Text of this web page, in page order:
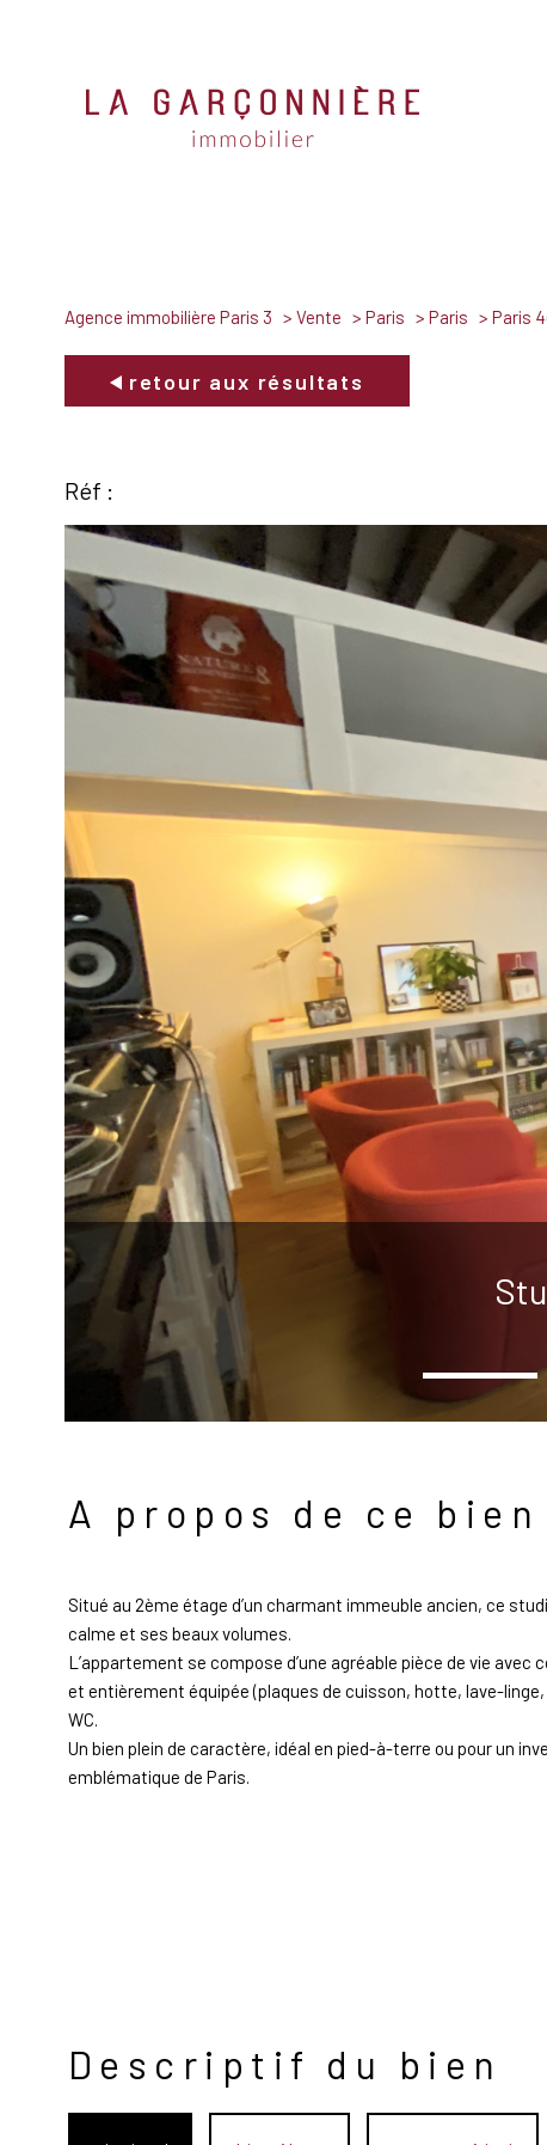
Agence immobilière Paris 3 Vente Paris Paris Paris
retour aux résultats
Réf :
A propos de ce bien
Situé au 2ème étage d’un charmant immeuble ancien, ce
calme et ses beaux volumes.
L’appartement se compose d’une agréable pièce de vie avec
et entièrement équipée (plaques de cuisson, hotte, lave-linge,
WC.
Un bien plein de caractère, idéal en pied-à-terre ou pour un
emblématique de Paris.
Descriptif du bien